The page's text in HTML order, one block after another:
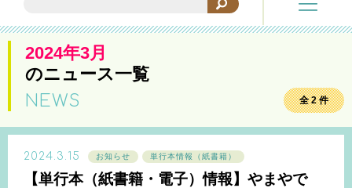
2024年3月
のニュース一覧
NEWS 全 2 件
2024.3.15 お知らせ 単行本情報（紙書籍）
【単行本（紙書籍・電子）情報】やまやで